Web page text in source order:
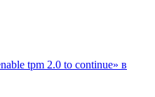
tpm 2.0 to continue» в